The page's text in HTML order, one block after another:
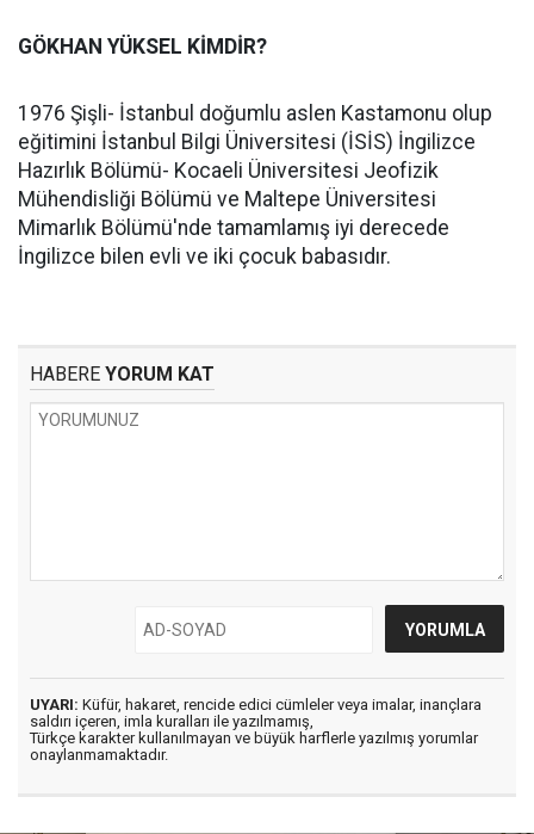
GÖKHAN YÜKSEL KİMDİR?
1976 Şişli- İstanbul doğumlu aslen Kastamonu olup
eğitimini İstanbul Bilgi Üniversitesi (İSİS) İngilizce
Hazırlık Bölümü- Kocaeli Üniversitesi Jeofizik
Mühendisliği Bölümü ve Maltepe Üniversitesi
Mimarlık Bölümü'nde tamamlamış iyi derecede
İngilizce bilen evli ve iki çocuk babasıdır.
HABERE YORUM KAT
UYARI: Küfür, hakaret, rencide edici cümleler veya imalar, inançlara
saldırı içeren, imla kuralları ile yazılmamış,
Türkçe karakter kullanılmayan ve büyük harflerle yazılmış yorumlar
onaylanmamaktadır.